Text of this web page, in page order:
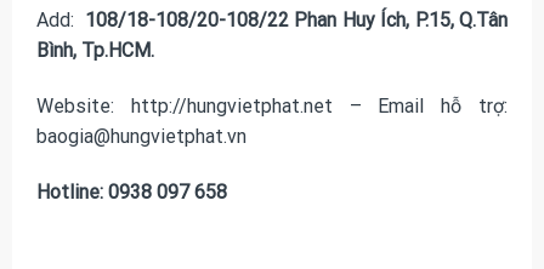
Add: 108/18-108/20-108/22 Phan Huy Ích, P.15, Q.Tân
Bình, Tp.HCM.
Website: http://hungvietphat.net – Email hỗ trợ:
baogia@hungvietphat.vn
Hotline: 0938 097 658